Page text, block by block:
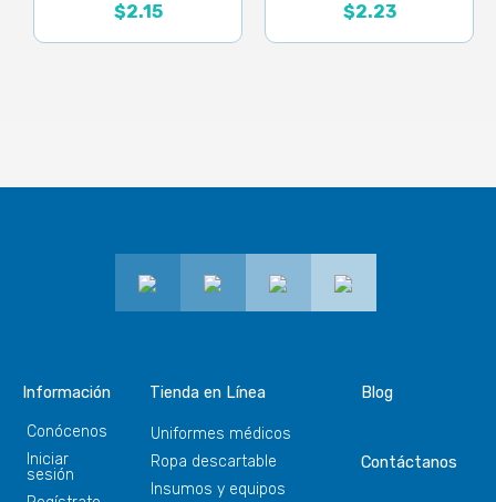
$2.15 $2.23
Información
Conócenos
Iniciar
sesión
Tienda en Línea
Uniformes médicos
Ropa descartable
Insumos y equipos
Blog
Contáctanos